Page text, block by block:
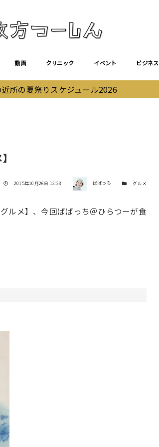
動画 クリニック イベント ビジネス
所の夏祭りスケジュール2026
投稿日
2015年10月26日 12:23 著者 ばばっち カテゴリー
グルメ
ルメ】、今回ばばっち＠ひらつーが食